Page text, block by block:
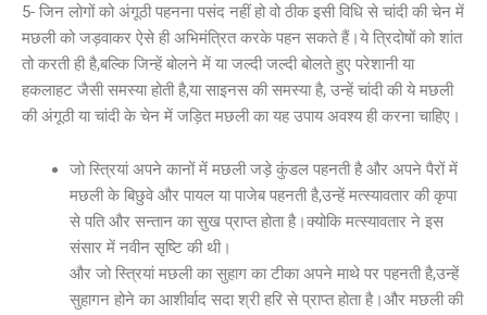
5- जिन लोगों को अंगूठी पहनना पसंद नहीं हो वो ठीक इसी विधि से चांदी की चेन में
मछली को जड़वाकर ऐसे ही अभिमंत्रित करके पहन सकते हैं।ये त्रिदोषों को शांत
तो करती ही है,बल्कि जिन्हें बोलने में या जल्दी जल्दी बोलते हुए परेशानी या
हकलाहट जैसी समस्या होती है,या साइनस की समस्या है, उन्हें चांदी की ये मछली
की अंगूठी या चांदी के चेन में जड़ित मछली का यह उपाय अवश्य ही करना चाहिए।
जो स्त्रियां अपने कानों में मछली जड़े कुंडल पहनती है और अपने पैरों में
मछली के बिछुवे और पायल या पाजेब पहनती है,उन्हें मत्स्यावतार की कृपा
से पति और सन्तान का सुख प्राप्त होता है।क्योकि मत्स्यावतार ने इस
संसार में नवीन सृष्टि की थी।
और जो स्त्रियां मछली का सुहाग का टीका अपने माथे पर पहनती है,उन्हें
सुहागन होने का आशीर्वाद सदा श्री हरि से प्राप्त होता है।और मछली की